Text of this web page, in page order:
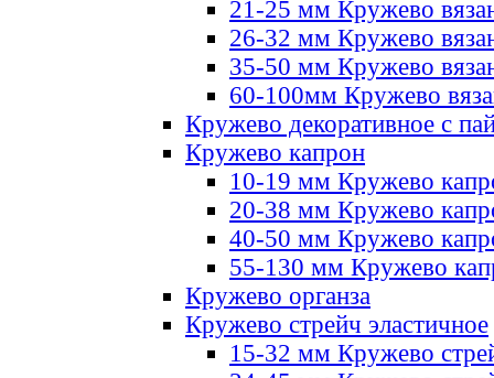
21-25 мм Кружево
26-32 мм Кружево
35-50 мм Кружево
60-100мм Кружево
Кружево декоративное с
Кружево капрон
10-19 мм Кружево
20-38 мм Кружево
40-50 мм Кружево
55-130 мм Кружево
Кружево органза
Кружево стрейч эластичное
15-32 мм Кружево